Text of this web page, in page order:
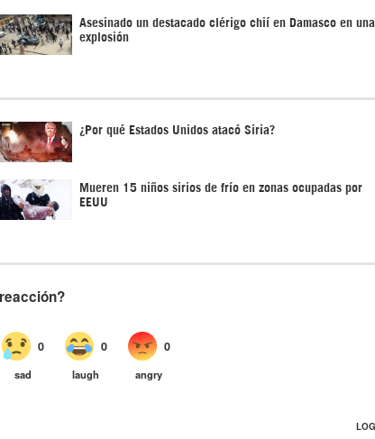
Asesinado un destacado clérigo chií en Damasco en una
explosión
¿Por qué Estados Unidos atacó Siria?
Mueren 15 niños sirios de frío en zonas ocupadas por
EEUU